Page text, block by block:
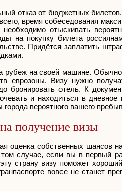
отказ от бюджетных
время собеседования
отыскивать
на покупку билета
Придётся заплатить
рубеж на своей машине.
еврозоны. Визу нужно
бронировать отель. К
и находиться в
вероятного вашего
получение визы
оценка собственных шансов
случае, если вы в первый
страну визу поможет
вовсе не станет